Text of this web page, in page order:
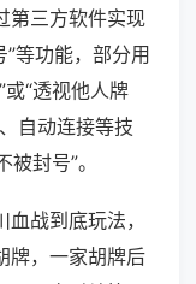
第三方软件实现
”等功能，部分用
“透视他人牌
自动连接等技
封号”。
战到底玩法，
牌，一家胡牌后